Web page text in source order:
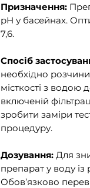
Призначення:
рН у басейнах.
7,6.
Спосіб
необхідно
місткості з водою
включеній
зробити заміри
процедуру.
Дозування: Для
препарат у воду
Обов’язково